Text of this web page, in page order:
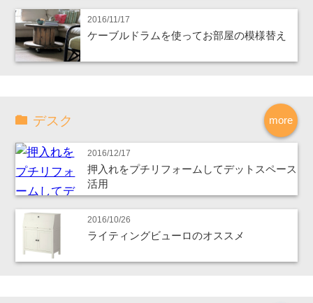
2016/11/17
ケーブルドラムを使ってお部屋の模様替え
more
デスク
2016/12/17
押入れをプチリフォームしてデットスペース
活用
2016/10/26
ライティングビューロのオススメ